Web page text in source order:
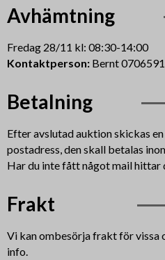
Avhämtning
Fredag 28/11 kl: 08:30-14:00
Kontaktperson:Bernt
Betalning
Efter avslutad auktion skickas
postadress, den skall betalas
Har du inte fått något mail hittar
Frakt
Vi kan ombesörja frakt för
info.